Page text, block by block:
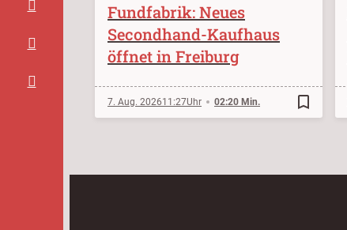
Fundfabrik: Neues
Secondhand-Kaufhaus
öffnet in Freiburg
7. Aug. 202611:27 02:20 Min. bookmark_border